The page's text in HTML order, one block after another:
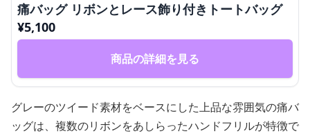
痛バッグ リボンとレース飾り付きトートバッグ
¥5,100
商品の詳細を見る
グレーのツイード素材をベースにした上品な雰囲気の痛バ
ッグは、複数のリボンをあしらったハンドフリルが特徴で